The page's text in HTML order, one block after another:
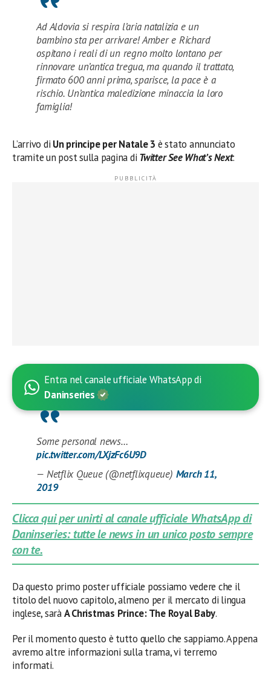
Ad Aldovia si respira l’aria natalizia e un
bambino sta per arrivare! Amber e Richard
ospitano i reali di un regno molto lontano per
rinnovare un’antica tregua, ma quando il trattato,
firmato 600 anni prima, sparisce, la pace è a
rischio. Un’antica maledizione minaccia la loro
famiglia!
L’arrivo di Un principe per Natale 3 è stato annunciato
tramite un post sulla pagina di Twitter See What’s Next:
Entra nel canale ufficiale WhatsApp di
Daninseries
Some personal news…
pic.twitter.com/LXjzFc6U9D
— Netflix Queue (@netflixqueue) March 11,
2019
Clicca qui per unirti al canale ufficiale WhatsApp di
Daninseries: tutte le news in un unico posto sempre
con te.
Da questo primo poster ufficiale possiamo vedere che il
titolo del nuovo capitolo, almeno per il mercato di lingua
inglese, saràA Christmas Prince: The Royal Baby.
Per il momento questo è tutto quello che sappiamo. Appena
avremo altre informazioni sulla trama, vi terremo
informati.